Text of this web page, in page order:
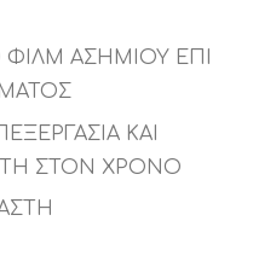
ΑΣΗΜΙΟΥ ΕΠΙ
ΚΑΙ
ΣΤΟΝ ΧΡΟΝΟ